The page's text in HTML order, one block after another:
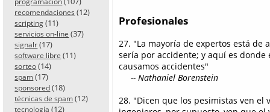
recomendaciones (12)
scripting (11)
servicios on-line (37)
signalr (17)
software libre (11)
sorteo (14)
spam (17)
sponsored (18)
técnicas de spam (12)
tecnología (12)
Profesionales
27. "La mayoría de expertos está
sería por accidente; y aquí es
causamos accidentes"
-- Nathaniel Borenstein
28. "Dicen que los pesimistas ven el